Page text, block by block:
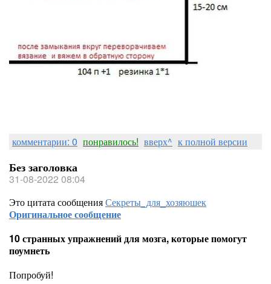
комментарии: 0 понравилось! вверх^ к полной версии
Без заголовка
31-08-2022 08:04
Это цитата сообщенияСекреты_для_хозяюшек
Оригинальное сообщение
10 странных упражнений для мозга, которые помогут
поумнеть
Попробуй!